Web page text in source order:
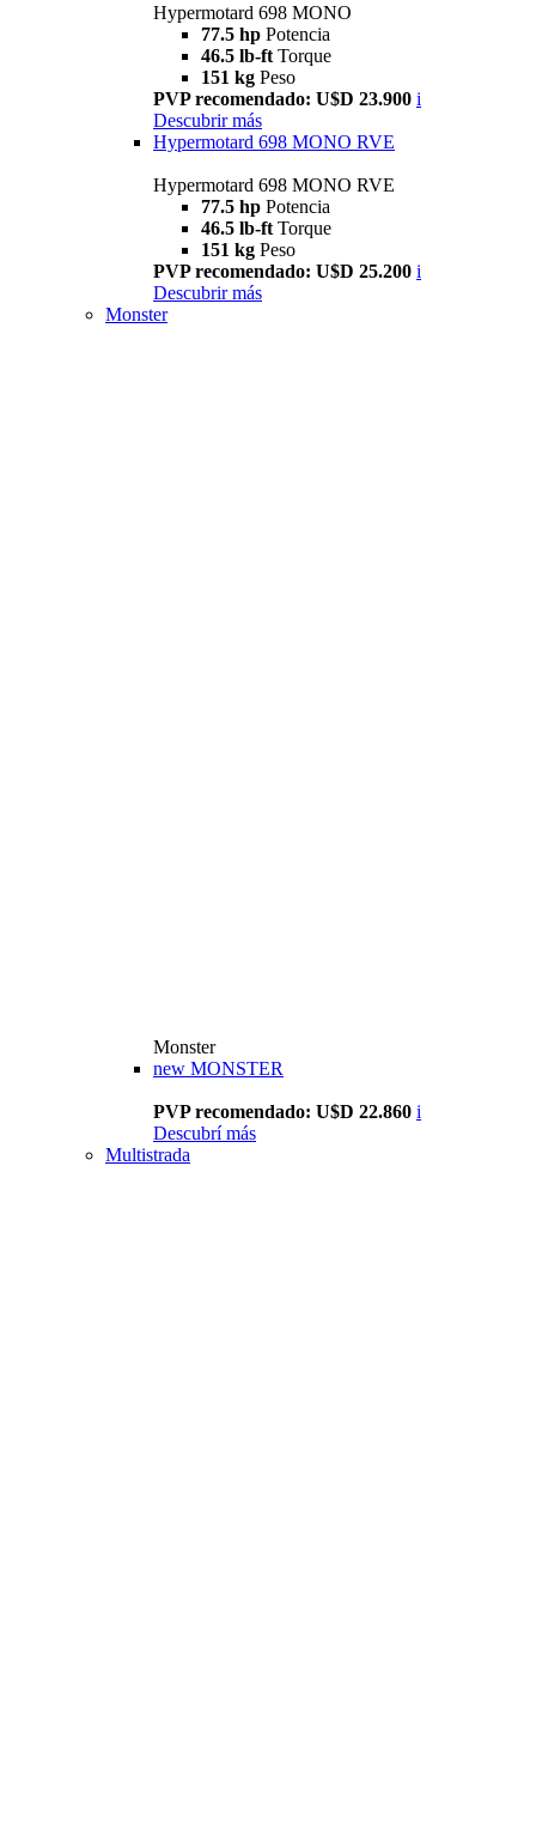
Hypermotard 698 MONO
77.5 hp Potencia
46.5 lb-ft Torque
151 kg Peso
PVP recomendado: U$D 23.900 i
Descubrir más
Hypermotard 698 MONO RVE
Hypermotard 698 MONO RVE
77.5 hp Potencia
46.5 lb-ft Torque
151 kg Peso
PVP recomendado: U$D 25.200 i
Descubrir más
Monster
Monster
new MONSTER
PVP recomendado: U$D 22.860 i
Descubrí más
Multistrada